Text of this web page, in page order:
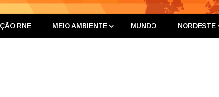
RNE MEIO AMBIENTE MUNDO NORDESTE